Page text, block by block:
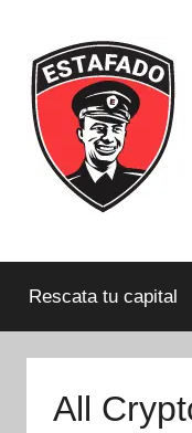
contenido
estafadas
que
historia
Rescata tu capital
All